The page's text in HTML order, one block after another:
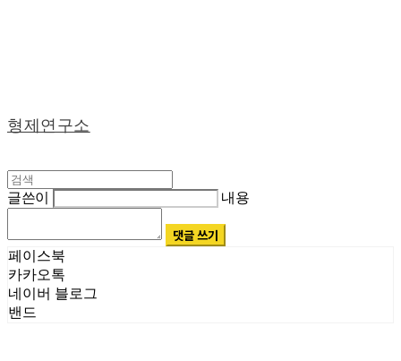
형제연구소
글쓴이 내용
댓글 쓰기
페이스북
카카오톡
네이버 블로그
밴드